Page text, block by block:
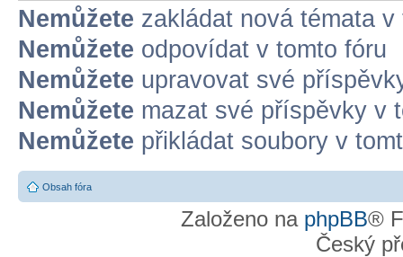
Nemůžete zakládat nová témata v
Nemůžete odpovídat v tomto fóru
Nemůžete upravovat své
Nemůžete mazat své příspěvky v
Nemůžete přikládat soubory v
Obsah fóra
Založeno na phpBB®
Český